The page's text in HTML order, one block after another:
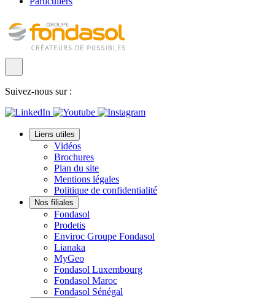
Suivez-nous sur :
Liens utiles
Vidéos
Brochures
Plan du site
Mentions légales
Politique de confidentialité
Nos filiales
Fondasol
Prodetis
Enviroc Groupe Fondasol
Lianaka
MyGeo
Fondasol Luxembourg
Fondasol Maroc
Fondasol Sénégal